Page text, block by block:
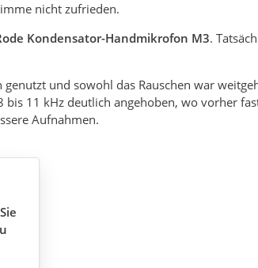
nicht zufrieden.
Kondensator-Handmikrofon M3.
und sowohl das Rauschen war
11 kHz deutlich angehoben, wo vorher
Aufnahmen.